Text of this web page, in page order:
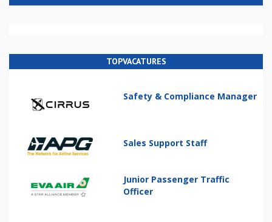
TOPVACATURES
Safety & Compliance Manager
Sales Support Staff
Junior Passenger Traffic
Officer